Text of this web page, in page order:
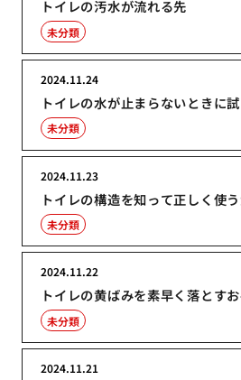
トイレの汚水が流れる先
未分類
トイレの水が止まらないときに
2024.11.24
未分類
トイレの構造を知って正しく使
2024.11.23
未分類
トイレの黄ばみを素早く落とす
2024.11.22
未分類
2024.11.21